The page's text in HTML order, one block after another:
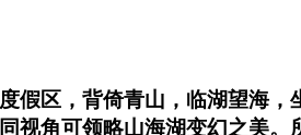
假区，背倚青山，临湖望海
视角可领略山海湖变幻之美